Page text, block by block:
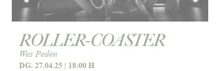
ROLLER-COASTER
Wes Peden
DG. 27.04.25 | 18:00 H